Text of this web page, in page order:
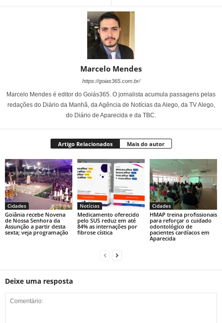
Marcelo Mendes
https://goias365.com.br/
Marcelo Mendes é editor do Goiás365. O jornalista acumula passagens pelas
redações do Diário da Manhã, da Agência de Notícias da Alego, da TV Alego,
do Diário de Aparecida e da TBC.
Artigo Relacionados Mais do autor
Cidades
Goiânia recebe Novena
de Nossa Senhora da
Assunção a partir desta
sexta; veja programação
Notícias
Medicamento oferecido
pelo SUS reduz em até
84% as internações por
fibrose cística
Cidades
HMAP treina profissionais
para reforçar o cuidado
odontológico de
pacientes cardíacos em
Aparecida
Deixe uma resposta